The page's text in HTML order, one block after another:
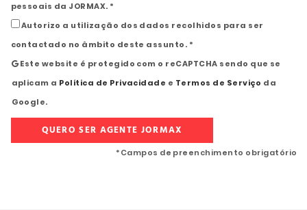
pessoais da JORMAX. *
Autorizo a utilização dos dados recolhidos para ser
contactado no âmbito deste assunto. *
Este website é protegido com o reCAPTCHA sendo que se
aplicam a Política de Privacidade e Termos de Serviço da
Google.
*Campos de preenchimento obrigatório